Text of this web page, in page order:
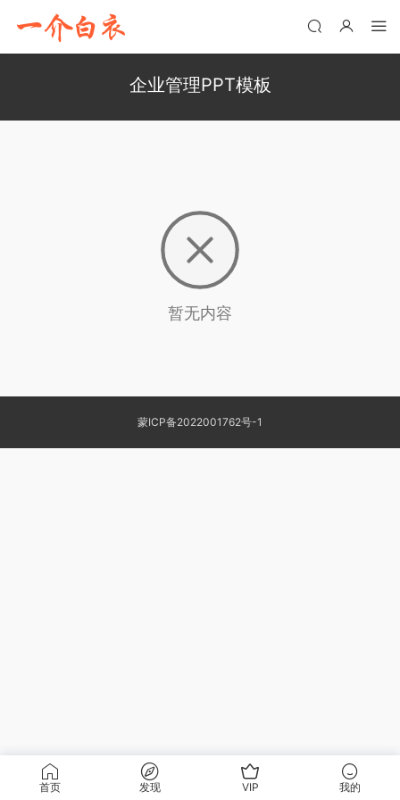
企业管理PPT模板
暂无内容
蒙ICP备2022001762号-1
首页 发现 VIP 我的